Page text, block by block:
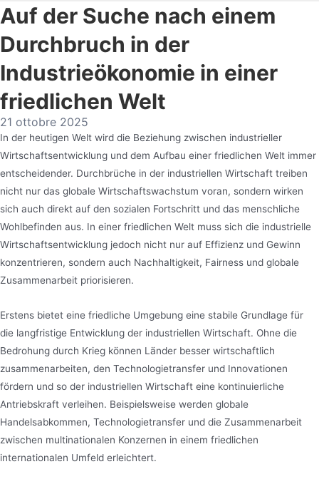
Auf der Suche nach einem
Durchbruch in der
Industrieökonomie in einer
friedlichen Welt
21 ottobre 2025
In der heutigen Welt wird die Beziehung zwischen industrieller
Wirtschaftsentwicklung und dem Aufbau einer friedlichen Welt immer
entscheidender. Durchbrüche in der industriellen Wirtschaft treiben
nicht nur das globale Wirtschaftswachstum voran, sondern wirken
sich auch direkt auf den sozialen Fortschritt und das menschliche
Wohlbefinden aus. In einer friedlichen Welt muss sich die industrielle
Wirtschaftsentwicklung jedoch nicht nur auf Effizienz und Gewinn
konzentrieren, sondern auch Nachhaltigkeit, Fairness und globale
Zusammenarbeit priorisieren.
Erstens bietet eine friedliche Umgebung eine stabile Grundlage für
die langfristige Entwicklung der industriellen Wirtschaft. Ohne die
Bedrohung durch Krieg können Länder besser wirtschaftlich
zusammenarbeiten, den Technologietransfer und Innovationen
fördern und so der industriellen Wirtschaft eine kontinuierliche
Antriebskraft verleihen. Beispielsweise werden globale
Handelsabkommen, Technologietransfer und die Zusammenarbeit
zwischen multinationalen Konzernen in einem friedlichen
internationalen Umfeld erleichtert.